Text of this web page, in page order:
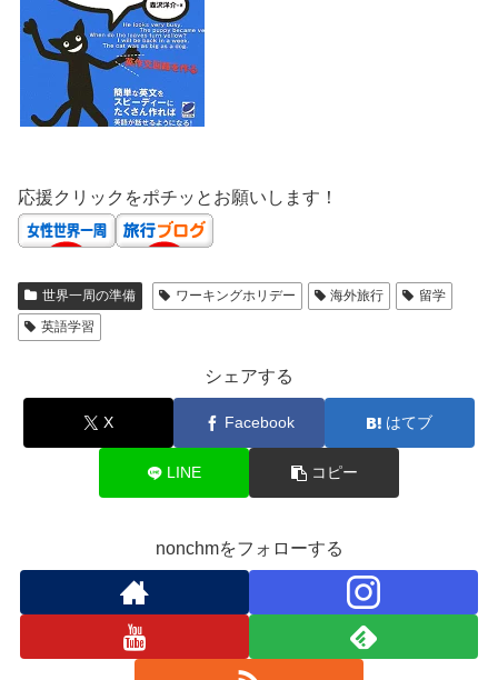
応援クリックをポチッとお願いします！
世界一周の準備 ワーキングホリデー 海外旅行
留学
英語学習
シェアする
X Facebook はてブ
LINE コピー
nonchmをフォローする